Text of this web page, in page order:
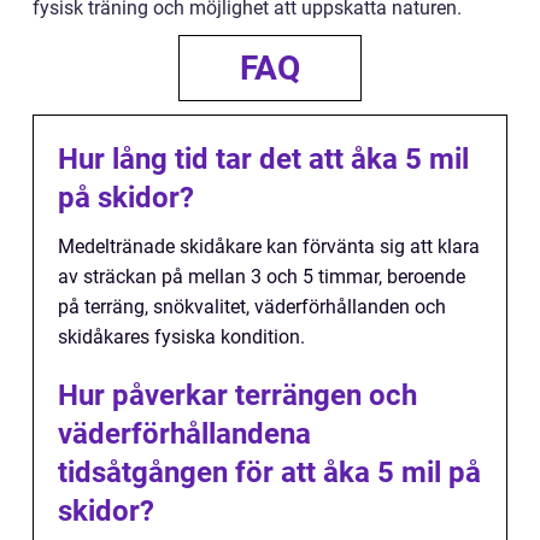
fysisk träning och möjlighet att uppskatta naturen.
FAQ
Hur lång tid tar det att åka 5 mil
på skidor?
Medeltränade skidåkare kan förvänta sig att klara
av sträckan på mellan 3 och 5 timmar, beroende
på terräng, snökvalitet, väderförhållanden och
skidåkares fysiska kondition.
Hur påverkar terrängen och
väderförhållandena
tidsåtgången för att åka 5 mil på
skidor?